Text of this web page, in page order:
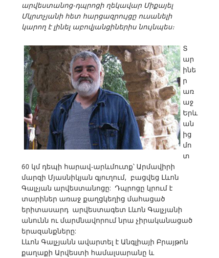
արվեստանոց-դպրոցի ղեկավար Միքայել
Մկրտչյանի հետ հարցազրույցը ուսանելի
կարող է լինել աբովյանցիներիս նույնպես։
Տ
ար
ինե
ր
առ
աջ
Երև
ան
ից
մո
տ
60 կմ դեպի հարավ-արևմուտք՝ Արմավիրի
մարզի Մյասնիկյան գյուղում, բացվեց Լևոն
Գալչյան արվեստանոցը: Դպրոցը կրում է
տարիներ առաջ քաղցկեղից մահացած
երիտասարդ արվեստագետ Լևոն Գալչյանի
անունն ու մարմնավորում նրա չիրականացած
երազանքները:
Լևոն Գալչյանն ավարտել է Անգլիայի Բրայթոն
քաղաքի Արվեստի համալսարանը և